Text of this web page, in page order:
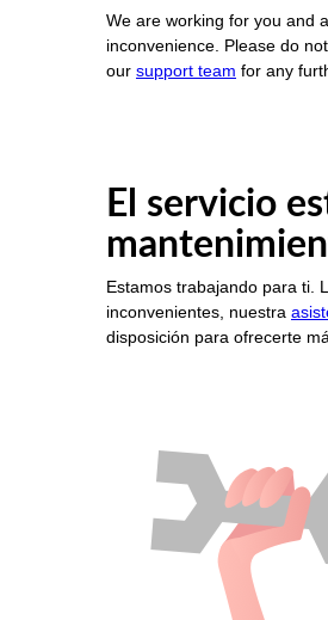
We are working for you and
inconvenience. Please do
our support team for any
El servicio
Estamos trabajando para ti.
inconvenientes, nuestra
disposición para ofrecerte